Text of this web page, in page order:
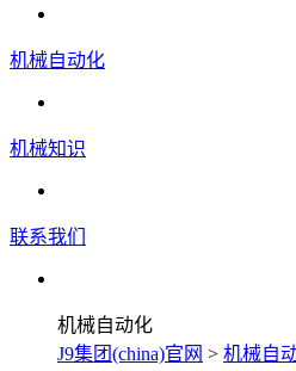
机械自动化
机械知识
联系我们
机械自动化
J9集团(china)官网 > 机械自